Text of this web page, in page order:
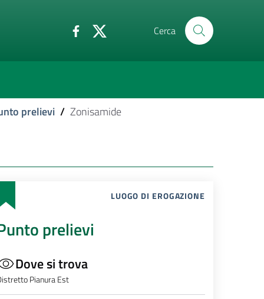
Cerca
prelievi / Zonisamide
LUOGO DI EROGAZIONE
prelievi
Dove si trova
Pianura Est